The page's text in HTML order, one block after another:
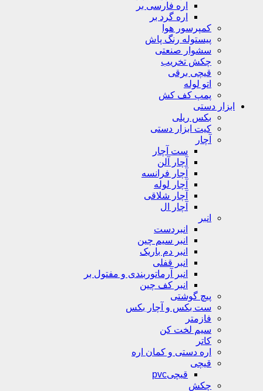
اره فارسی بر
اره گرد بر
کمپرسور هوا
پیستوله رنگ پاش
سشوار صنعتی
چکش تخریب
قیچی برقی
اتو لوله
پمپ کف کش
ابزار دستی
بکس ریلی
کیت ابزار دستی
آچار
ست آچار
آچار آلن
آچار فرانسه
آچار لوله
آچار شلاقی
آچار ال
انبر
انبردست
انبر سیم چین
انبر دم باریک
انبر قفلی
انبر آرماتوربندی و مفتول بر
انبر کف چین
پیچ گوشتی
ست بکس و آچار بکس
فازمتر
سیم لخت کن
کاتر
اره دستی و کمان اره
قیچی
قیچیpvc
چکش